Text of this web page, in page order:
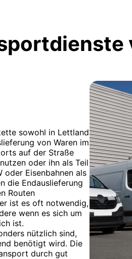
sowohl in Lettland
von Waren im
auf der Straße
oder ihn als Teil
oder Eisenbahnen als
die Endauslieferung
Routen
ist es oft notwendig,
wenn es sich um
ist.
nützlich sind,
benötigt wird. Die
durch gut